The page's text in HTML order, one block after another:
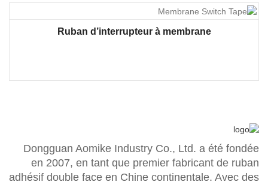
Ruban d’interrupteur à membrane
Dongguan Aomike Industry Co., Ltd. a été fondée
en 2007, en tant que premier fabricant de ruban
adhésif double face en Chine continentale. Avec des